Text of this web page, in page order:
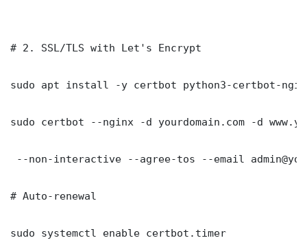
# 2. SSL/TLS with Let's Encrypt
sudo apt install -y certbot python3-certbot-
sudo certbot --nginx -d yourdomain.com -d
--non-interactive --agree-tos --email
# Auto-renewal
sudo systemctl enable certbot.timer